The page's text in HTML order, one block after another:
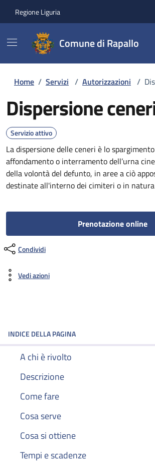
Regione Liguria
Comune di Rapallo
Home / Servizi / Autorizzazioni /
Dispersione
Servizio attivo
La dispersione delle ceneri è lo
affondamento o interramento dell’urna
della volontà del defunto, in aree a ciò
destinate all'interno dei cimiteri o in
Prenotazione online
Condividi
Vedi azioni
INDICE DELLA PAGINA
A chi è rivolto
Descrizione
Come fare
Cosa serve
Cosa si ottiene
Tempi e scadenze